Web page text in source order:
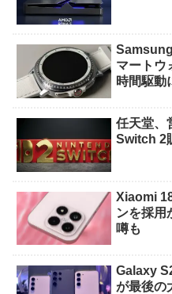
マート
時間駆動
任天堂、
Switch 2
Xiaomi
ンを採用
噂も
Galaxy
が最後の